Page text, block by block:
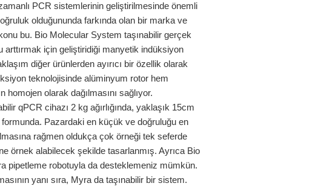
PCR sistemlerinin geliştirilmesinde önemli
olduğununda farkında olan bir marka ve
bu. Bio Molecular System taşınabilir gerçek
arttırmak için geliştiridiği manyetik indüksiyon
diğer ürünlerden ayırıcı bir özellik olarak
teknolojisinde alüminyum rotor hem
olarak dağılmasını sağlıyor.
qPCR cihazı 2 kg ağırlığında, yaklaşık 15cm
Pazardaki en küçük ve doğruluğu en
rağmen oldukça çok örneği tek seferde
örnek alabilecek şekilde tasarlanmış. Ayrıca Bio
pipetleme robotuyla da desteklemeniz mümkün.
yanı sıra, Myra da taşınabilir bir sistem.